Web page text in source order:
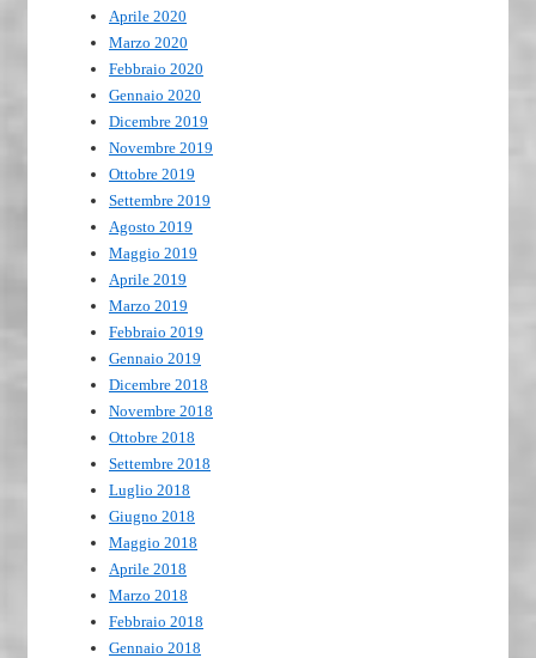
Aprile 2020
Marzo 2020
Febbraio 2020
Gennaio 2020
Dicembre 2019
Novembre 2019
Ottobre 2019
Settembre 2019
Agosto 2019
Maggio 2019
Aprile 2019
Marzo 2019
Febbraio 2019
Gennaio 2019
Dicembre 2018
Novembre 2018
Ottobre 2018
Settembre 2018
Luglio 2018
Giugno 2018
Maggio 2018
Aprile 2018
Marzo 2018
Febbraio 2018
Gennaio 2018